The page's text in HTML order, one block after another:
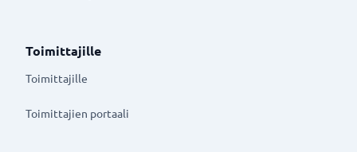
Toimittajille
Toimittajille
Toimittajien portaali